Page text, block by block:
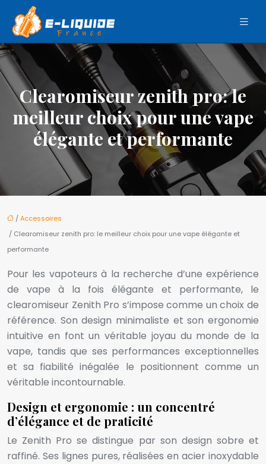
Clearomiseur zenith pro: le
meilleur choix pour une vape
élégante et performante
/Accessoires
/ Clearomiseur zenith pro: le meilleur choix pour une vape élégante et
performante
Pour les vapoteurs à la recherche d’une expérience
de vape à la fois élégante et performante, le
clearomiseur Zenith Pro s’impose comme un choix de
référence. Son design minimaliste et son ergonomie
intuitive en font un véritable joyau du monde de la
vape, tandis que ses performances exceptionnelles
et sa fiabilité inégalée le positionnent comme un
véritable incontournable.
Design et ergonomie : un concentré
d’élégance et de praticité
Le Zenith Pro se distingue par son design sobre et
raffiné. Ses lignes pures, réalisées en acier inoxydable